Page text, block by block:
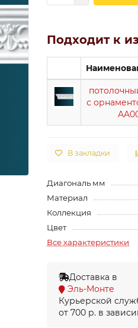
Подходит к
с
В закладки
Диагональ мм
Материал
Коллекция
Цвет
Все характеристики
Доставка в
Эль-Монте
Курьерской
от 700 р. в